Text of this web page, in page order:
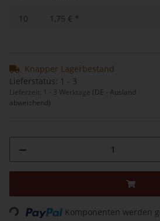
10
1,75 € *
Knapper Lagerbestand
Lieferstatus: 1 - 3
Lieferzeit: 1 - 3 Werktage (DE - Ausland
abweichend)
Loading... Komponenten werden